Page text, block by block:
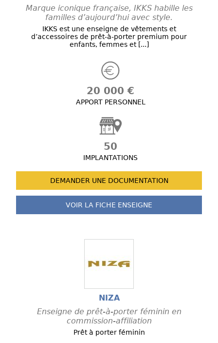
Marque iconique française, IKKS habille les
familles d’aujourd’hui avec style.
IKKS est une enseigne de vêtements et
d’accessoires de prêt-à-porter premium pour
enfants, femmes et [...]
20 000 €
APPORT PERSONNEL
50
IMPLANTATIONS
DEMANDER UNE DOCUMENTATION
VOIR LA FICHE ENSEIGNE
NIZA
Enseigne de prêt-à-porter féminin en
commission-affiliation
Prêt à porter féminin